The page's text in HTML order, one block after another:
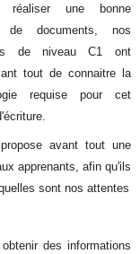
une bonne
de documents, nos
de niveau C1 ont
tout de connaitre la
requise pour cet
avant tout une
apprenants, afin qu'ils
sont nos attentes
des informations